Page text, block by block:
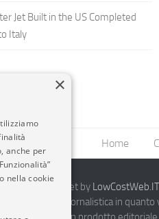
Jet Built in the US Completed
Italy
Home
Siti Internet by
una testata giornalistica in
×
anche per
nella cookie